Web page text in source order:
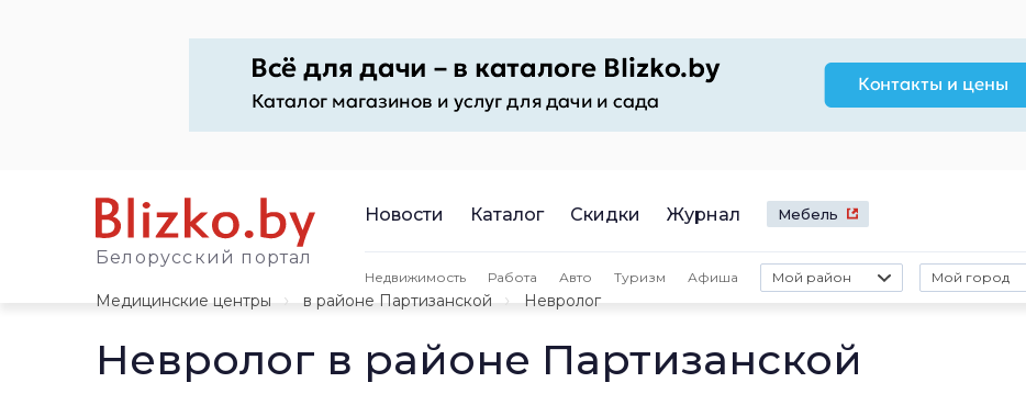
Белорусский портал
Новости Каталог Скидки Журнал Мебель
Недвижимость Работа Авто Туризм Афиша Мой район Мой город
Медицинские центры
в районе Партизанской Невролог
Невролог в районе Партизанской